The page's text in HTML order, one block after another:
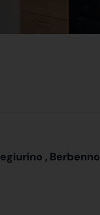
, Berbenno